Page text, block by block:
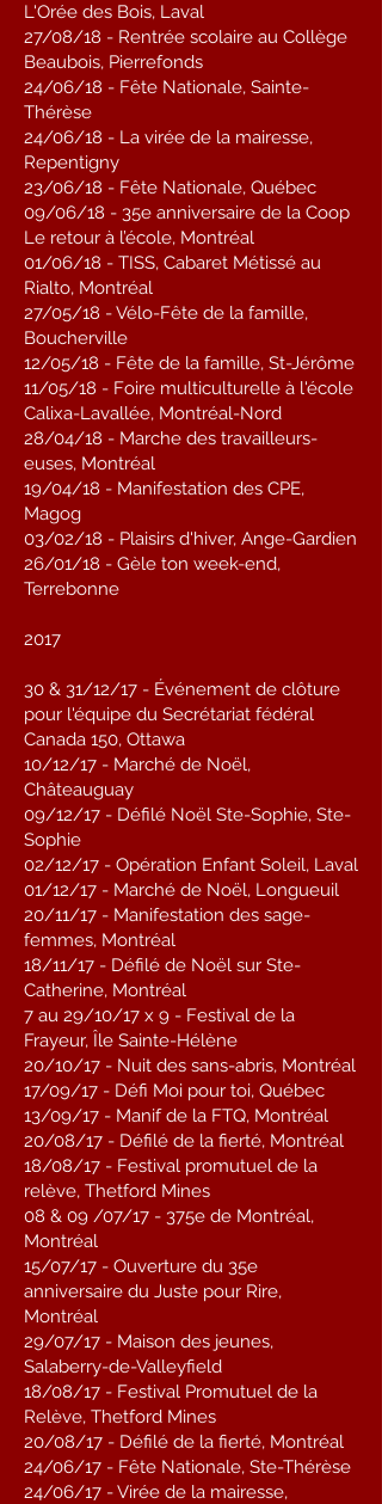
L'Orée des Bois, Laval
27/08/18 - Rentrée scolaire au Collège
Beaubois, Pierrefonds
24/06/18 - Fête Nationale, Sainte-
Thérèse
24/06/18 - La virée de la mairesse,
Repentigny
23/06/18 - Fête Nationale, Québec
09/06/18 - 35e anniversaire de la Coop
Le retour à l’école, Montréal
01/06/18 - TISS, Cabaret Métissé au
Rialto, Montréal
27/05/18 - Vélo-Fête de la famille,
Boucherville
12/05/18 - Fête de la famille, St-Jérôme
11/05/18 - Foire multiculturelle à l'école
Calixa-Lavallée, Montréal-Nord
28/04/18 - Marche des travailleurs-
euses, Montréal
19/04/18 - Manifestation des CPE,
Magog
03/02/18 - Plaisirs d'hiver, Ange-Gardien
26/01/18 - Gèle ton week-end,
Terrebonne
2017
30 & 31/12/17 - Événement de clôture
pour l'équipe du Secrétariat fédéral
Canada 150, Ottawa
10/12/17 - Marché de Noël,
Châteauguay
09/12/17 - Défilé Noël Ste-Sophie, Ste-
Sophie
02/12/17 - Opération Enfant Soleil, Laval
01/12/17 - Marché de Noël, Longueuil
20/11/17 - Manifestation des sage-
femmes, Montréal
18/11/17 - Défilé de Noël sur Ste-
Catherine, Montréal
7 au 29/10/17 x 9 - Festival de la
Frayeur, Île Sainte-Hélène
20/10/17 - Nuit des sans-abris, Montréal
17/09/17 - Défi Moi pour toi, Québec
13/09/17 - Manif de la FTQ, Montréal
20/08/17 - Défilé de la fierté, Montréal
18/08/17 - Festival promutuel de la
relève, Thetford Mines
08 & 09 /07/17 - 375e de Montréal,
Montréal
15/07/17 - Ouverture du 35e
anniversaire du Juste pour Rire,
Montréal
29/07/17 - Maison des jeunes,
Salaberry-de-Valleyfield
18/08/17 - Festival Promutuel de la
Relève, Thetford Mines
20/08/17 - Défilé de la fierté, Montréal
24/06/17 - Fête Nationale, Ste-Thérèse
24/06/17 - Virée de la mairesse,